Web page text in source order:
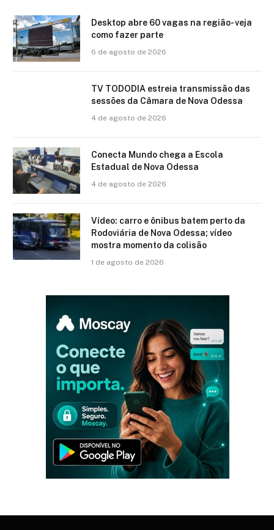
Desktop abre 60 vagas na região- veja
como fazer parte
6 de agosto de 2026
TV TODODIA estreia transmissão das
sessões da Câmara de Nova Odessa
4 de agosto de 2026
Conecta Mundo chega a Escola
Estadual de Nova Odessa
4 de agosto de 2026
Vídeo: carro e ônibus batem perto da
Rodoviária de Nova Odessa; vídeo
mostra momento da colisão
1 de agosto de 2026